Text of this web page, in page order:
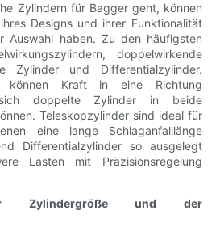
Zylindern für Bagger geht, können
Designs und ihrer Funktionalität
Auswahl haben. Zu den häufigsten
doppelwirkende
Zylinder und Differentialzylinder.
können Kraft in eine Richtung
doppelte Zylinder in beide
Teleskopzylinder sind ideal für
eine lange Schlaganfalllänge
Differentialzylinder so ausgelegt
Lasten mit Präzisionsregelung
Zylindergröße und der